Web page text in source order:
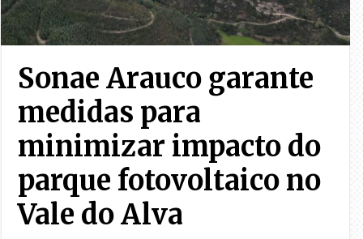
Sonae Arauco garante
medidas para
minimizar impacto do
parque fotovoltaico no
Vale do Alva